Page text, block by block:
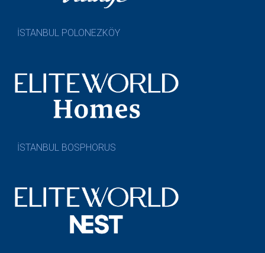
İSTANBUL POLONEZKÖY
İSTANBUL BOSPHORUS